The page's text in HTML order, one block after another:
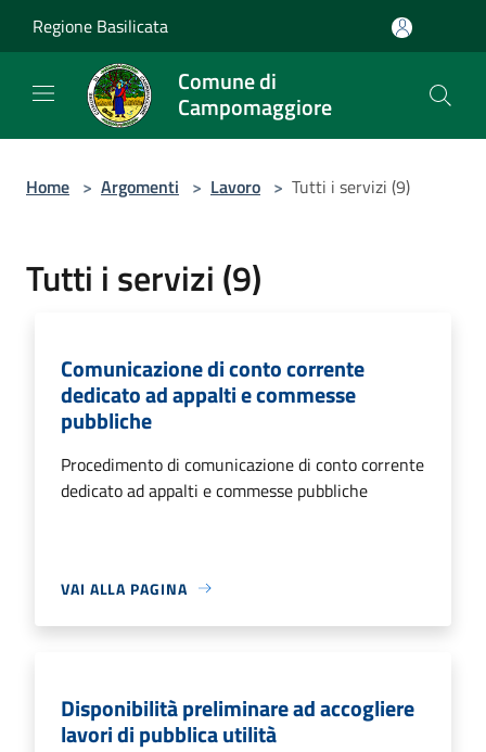
Regione Basilicata
Comune di
Campomaggiore
Home > Argomenti > Lavoro > Tutti i servizi (9)
Tutti i servizi (9)
Comunicazione di conto corrente
dedicato ad appalti e commesse
pubbliche
Procedimento di comunicazione di conto corrente
dedicato ad appalti e commesse pubbliche
VAI ALLA PAGINA
Disponibilità preliminare ad accogliere
lavori di pubblica utilità